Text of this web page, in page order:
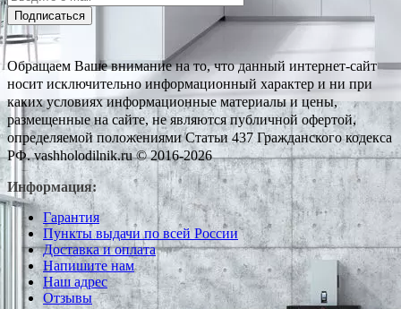
Подписаться
Обращаем Ваше внимание на то, что данный интернет-сайт
носит исключительно информационный характер и ни при
каких условиях информационные материалы и цены,
размещенные на сайте, не являются публичной офертой,
определяемой положениями Статьи 437 Гражданского кодекса
РФ. vashholodilnik.ru © 2016-2026
Информация:
Гарантия
Пункты выдачи по всей России
Доставка и оплата
Напишите нам
Наш адрес
Отзывы